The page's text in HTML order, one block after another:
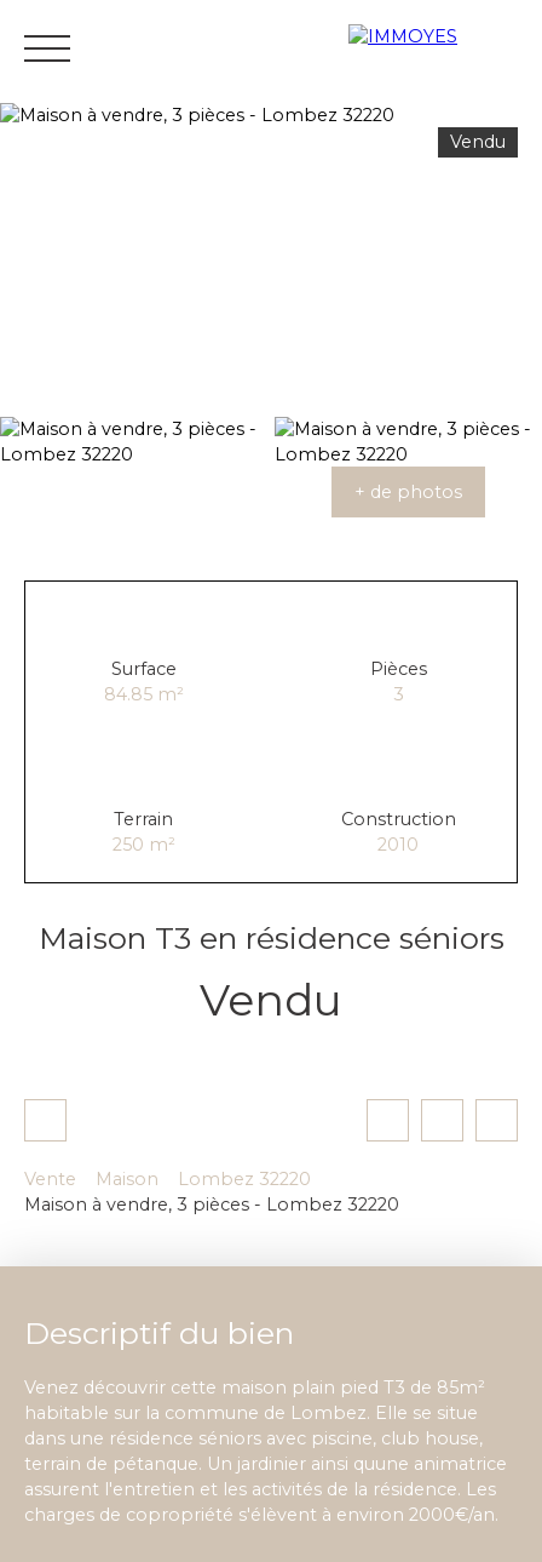
Vendu
+ de photos
Surface
84.85 m²
Pièces
3
Terrain
250 m²
Construction
2010
Maison T3 en résidence séniors
Vendu
Vente Maison
Lombez 32220
Maison à vendre, 3 pièces - Lombez 32220
Descriptif du bien
Venez découvrir cette maison plain pied T3 de 85m²
habitable sur la commune de Lombez. Elle se situe
dans une résidence séniors avec piscine, club house,
terrain de pétanque. Un jardinier ainsi quune animatrice
assurent l'entretien et les activités de la résidence. Les
charges de copropriété s'élèvent à environ 2000€/an.